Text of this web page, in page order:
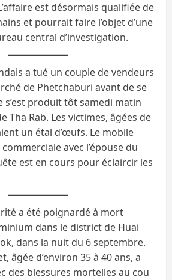
est désormais qualifiée de
et pourrait faire l’objet d’une
central d’investigation.
a tué un couple de vendeurs
de Phetchaburi avant de se
s’est produit tôt samedi matin
Tha Rab. Les victimes, âgées de
un étal d’œufs. Le mobile
avec l’épouse du
est en cours pour éclaircir les
a été poignardé à mort
dans le district de Huai
dans la nuit du 6 septembre.
âgée d’environ 35 à 40 ans, a
des blessures mortelles au cou